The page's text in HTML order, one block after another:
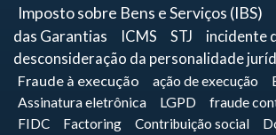
Imposto sobre Bens e Serviços (IBS)
das Garantias
ICMS STJ
incidente
desconsideração da personalidade
Fraude à execução
ação de execução
Assinatura eletrônica
LGPD fraude
FIDC Factoring Contribuição social